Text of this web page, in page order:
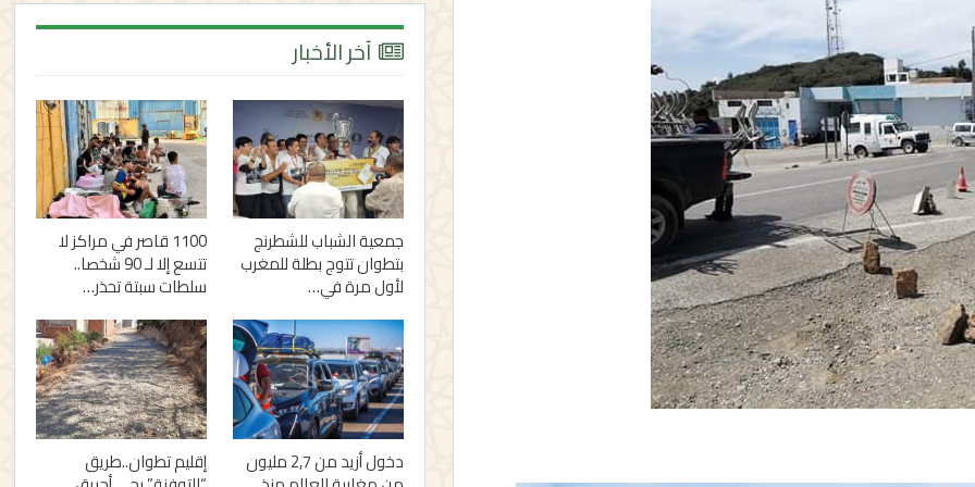
آخر الأخبار
جمعية الشباب للشطرنج
بتطوان تتوج بطلة للمغرب
لأول مرة في…
1100 قاصر في مراكز لا
تتسع إلا لـ 90 شخصا..
سلطات سبتة تحذر…
دخول أزيد من 2,7 مليون إقليم تطوان..طريق